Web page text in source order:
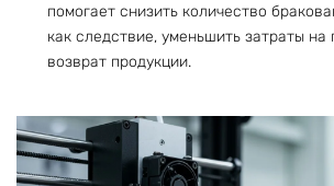
помогает снизить количество
как следствие, уменьшить затраты на
возврат продукции.